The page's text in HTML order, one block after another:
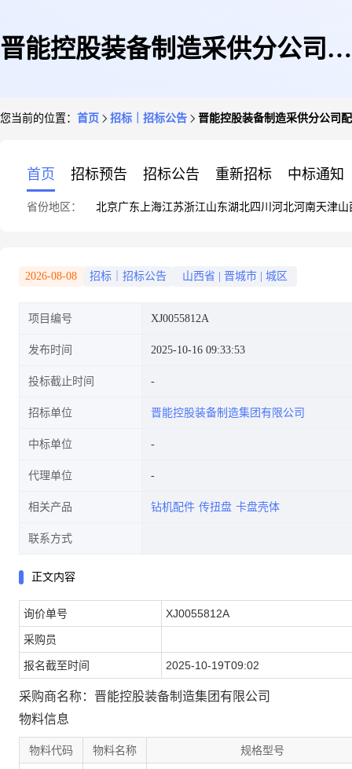
晋能控股装备制造采供分公司配
造集团有限公司)
您当前的位置： 首页 招标｜招标公告 晋能控股装备制造采供分公司
首页 招标预告 招标公告 重新招标 中标通知
省份地区： 北京广东 上海江苏浙江山东湖北四川 河北河南天津山
2026-08-08 招标｜招标公告 山西省 晋城市 城区
项目编号 XJ0055812A
发布时间 2025-10-16 09:33:53
投标截止时间
招标单位 晋能控股装备制造集团有限公司
中标单位
代理单位
相关产品 钻机配件 传扭盘 卡盘壳体
联系方式
正文内容
询价单号 XJ0055812A
采购员
报名截至时间 2025-10-19T09:02
采购商名称：晋能控股装备制造集团有限公司
物料信息
物料代码 物料名称 规格型号